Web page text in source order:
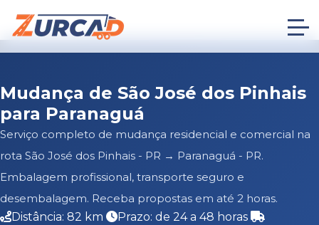
Mudança de São José dos Pinhais
para Paranaguá
Serviço completo de mudança residencial e comercial na
rota São José dos Pinhais - PR → Paranaguá - PR.
Embalagem profissional, transporte seguro e
desembalagem. Receba propostas em até 2 horas.
Distância: 82 km
Prazo: de 24 a 48 horas